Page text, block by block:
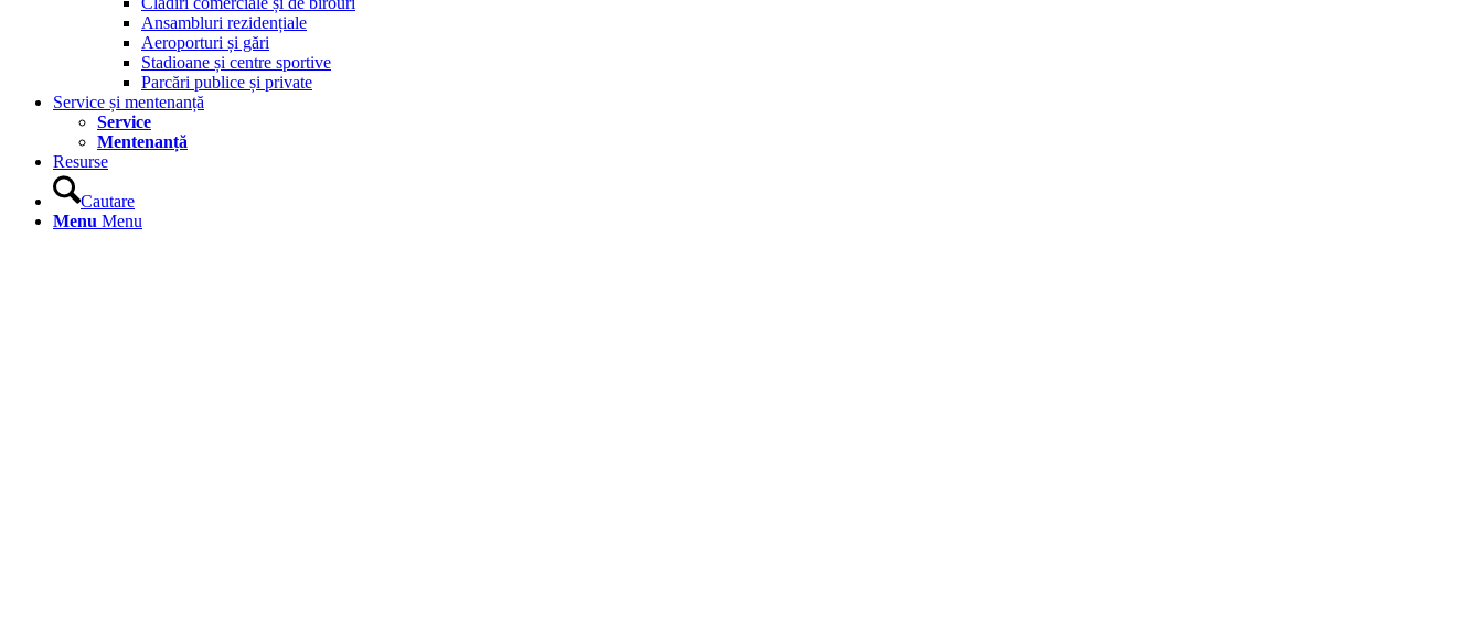
Ansambluri rezidențiale
Aeroporturi și gări
Stadioane și centre sportive
Parcări publice și private
Service și mentenanță
Service
Mentenanță
Resurse
Cautare
Menu Menu